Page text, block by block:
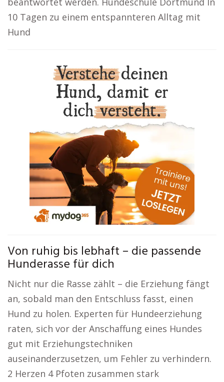
10 Tagen zu einem entspannteren Alltag mit
Hund
Von ruhig bis lebhaft – die passende
Hunderasse für dich
Nicht nur die Rasse zählt – die Erziehung fängt
an, sobald man den Entschluss fasst, einen
Hund zu holen. Experten für Hundeerziehung
raten, sich vor der Anschaffung eines Hundes
gut mit Erziehungstechniken
auseinanderzusetzen, um Fehler zu verhindern.
2 Herzen 4 Pfoten zusammen stark